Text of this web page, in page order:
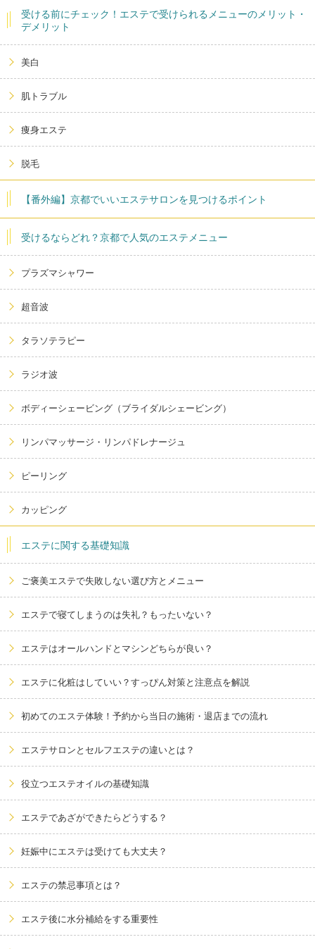
受ける前にチェック！エステで受けられるメニューのメリット・
デメリット
美白
肌トラブル
痩身エステ
脱毛
【番外編】京都でいいエステサロンを見つけるポイント
受けるならどれ？京都で人気のエステメニュー
プラズマシャワー
超音波
タラソテラピー
ラジオ波
ボディーシェービング（ブライダルシェービング）
リンパマッサージ・リンパドレナージュ
ピーリング
カッピング
エステに関する基礎知識
ご褒美エステで失敗しない選び方とメニュー
エステで寝てしまうのは失礼？もったいない？
エステはオールハンドとマシンどちらが良い？
エステに化粧はしていい？すっぴん対策と注意点を解説
初めてのエステ体験！予約から当日の施術・退店までの流れ
エステサロンとセルフエステの違いとは？
役立つエステオイルの基礎知識
エステであざができたらどうする？
妊娠中にエステは受けても大丈夫？
エステの禁忌事項とは？
エステ後に水分補給をする重要性